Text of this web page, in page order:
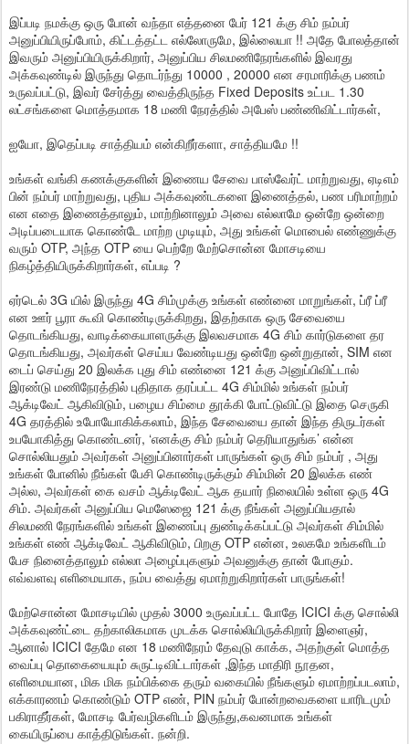
இப்படி நமக்கு ஒரு போன் வந்தா எத்தனை பேர் 121 க்கு சிம் நம்பர்
அனுப்பியிருப்போம், கிட்டத்தட்ட எல்லோருமே, இல்லையா !! அதே போலத்தான்
இவரும் அனுப்பியிருக்கிறார், அனுப்பிய சிலமணிநேரங்களில் இவரது
அக்கவுண்டில் இருந்து தொடர்ந்து 10000 , 20000 என சரமாரிக்கு பணம்
உருவப்பட்டு, இவர் சேர்த்து வைத்திருந்த Fixed Deposits உட்பட 1.30
லட்சங்களை மொத்தமாக 18 மணி நேரத்தில் அபேஸ் பண்ணிவிட்டார்கள்,
ஐயோ, இதெப்படி சாத்தியம் என்கிறீர்களா, சாத்தியமே !!
உங்கள் வங்கி கணக்குகளின் இணைய சேவை பாஸ்வேர்ட் மாற்றுவது, ஏடிஎம்
பின் நம்பர் மாற்றுவது, புதிய அக்கவுண்டகளை இணைத்தல், பண பரிமாற்றம்
என எதை இணைத்தாலும், மாற்றினாலும் அவை எல்லாமே ஒன்றே ஒன்றை
அடிப்படையாக கொண்டே மாற்ற முடியும், அது உங்கள் மொபைல் எண்ணுக்கு
வரும் OTP, அந்த OTP யை பெற்றே மேற்சொன்ன மோசடியை
நிகழ்த்தியிருக்கிறார்கள், எப்படி ?
ஏர்டெல் 3G யில் இருந்து 4G சிம்முக்கு உங்கள் எண்னை மாறுங்கள், ப்ரீ ப்ரீ
என ஊர் பூரா கூவி கொண்டிருக்கிறது, இதற்காக ஒரு சேவையை
தொடங்கியது, வாடிக்கையாளருக்கு இலவசமாக 4G சிம் கார்டுகளை தர
தொடங்கியது, அவர்கள் செய்ய வேண்டியது ஒன்றே ஒன்றுதான், SIM என
டைப் செய்து 20 இலக்க புது சிம் எண்னை 121 க்கு அனுப்பிவிட்டால்
இரண்டு மணிநேரத்தில் புதிதாக தரப்பட்ட 4G சிம்மில் உங்கள் நம்பர்
ஆக்டிவேட் ஆகிவிடும், பழைய சிம்மை தூக்கி போட்டுவிட்டு இதை செருகி
4G தரத்தில் உபோயோகிக்கலாம், இந்த சேவையை தான் இந்த திருடர்கள்
உபயோகித்து கொண்டனர், ‘எனக்கு சிம் நம்பர் தெரியாதுங்க’ என்ன
சொல்லியதும் அவர்கள் அனுப்பினார்கள் பாருங்கள் ஒரு சிம் நம்பர் , அது
உங்கள் போனில் நீங்கள் பேசி கொண்டிருக்கும் சிம்மின் 20 இலக்க எண்
அல்ல, அவர்கள் கை வசம் ஆக்டிவேட் ஆக தயார் நிலையில் உள்ள ஒரு 4G
சிம். அவர்கள் அனுப்பிய மெஸேஜை 121 க்கு நீங்கள் அனுப்பியதால்
சிலமணி நேரங்களில் உங்கள் இணைப்பு துண்டிக்கப்பட்டு அவர்கள் சிம்மில்
உங்கள் எண் ஆக்டிவேட் ஆகிவிடும், பிறகு OTP என்ன, உலகமே உங்களிடம்
பேச நினைத்தாலும் எல்லா அழைப்புகளும் அவனுக்கு தான் போகும்.
எவ்வளவு எளிமையாக, நம்ப வைத்து ஏமாற்றுகிறார்கள் பாருங்கள்!
மேற்சொன்ன மோசடியில் முதல் 3000 உருவப்பட்ட போதே ICICI க்கு சொல்லி
அக்கவுண்ட்டை தற்காலிகமாக முடக்க சொல்லியிருக்கிறார் இளைஞர்,
ஆனால் ICICI தேமே என 18 மணிநேரம் தேவுடு காக்க, அதற்குள் மொத்த
வைப்பு தொகையையும் சுருட்டிவிட்டார்கள் ,இந்த மாதிரி நூதன,
எளிமையான, மிக மிக நம்பிக்கை தரும் வகையில் நீங்களும் ஏமாற்றப்படலாம்,
எக்காரணம் கொண்டும் OTP எண், PIN நம்பர் போன்றவைகளை யாரிடமும்
பகிராதீர்கள், மோசடி பேர்வழிகளிடம் இருந்து,கவனமாக உங்கள்
கையிருப்பை காத்திடுங்கள். நன்றி.